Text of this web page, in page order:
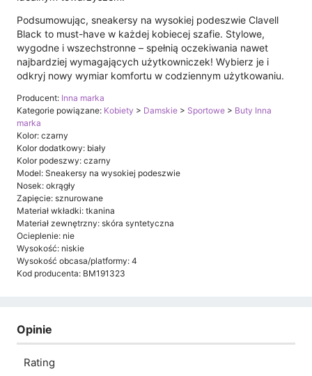
Podsumowując, sneakersy na wysokiej podeszwie Clavell
Black to must-have w każdej kobiecej szafie. Stylowe,
wygodne i wszechstronne – spełnią oczekiwania nawet
najbardziej wymagających użytkowniczek! Wybierz je i
odkryj nowy wymiar komfortu w codziennym użytkowaniu.
Producent: Inna marka
Kategorie powiązane: Kobiety > Damskie > Sportowe > Buty Inna
marka
Kolor: czarny
Kolor dodatkowy: biały
Kolor podeszwy: czarny
Model: Sneakersy na wysokiej podeszwie
Nosek: okrągły
Zapięcie: sznurowane
Materiał wkładki: tkanina
Materiał zewnętrzny: skóra syntetyczna
Ocieplenie: nie
Wysokość: niskie
Wysokość obcasa/platformy: 4
Kod producenta: BM191323
Opinie
Rating